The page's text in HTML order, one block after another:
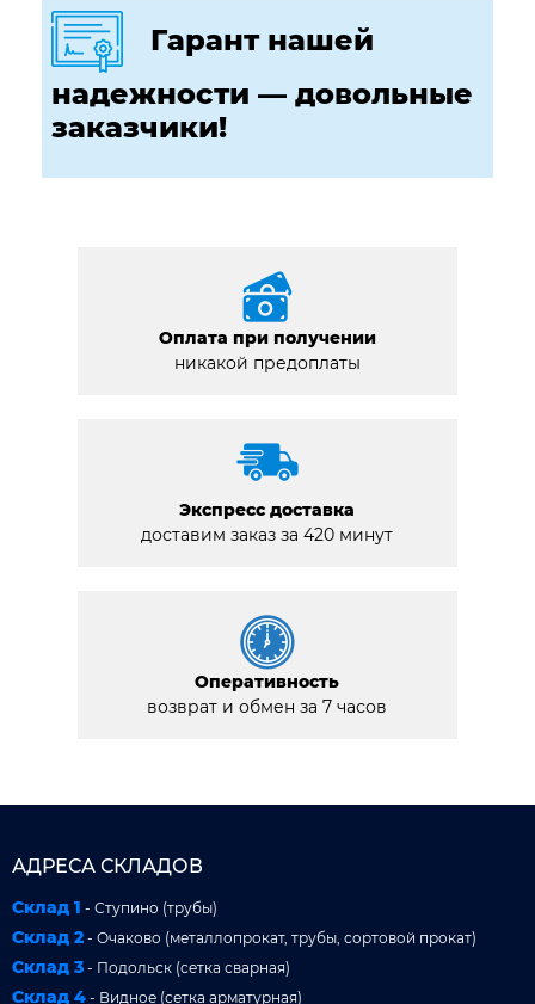
Гарант нашей
надежности — довольные
заказчики!
Оплата при получении
никакой предоплаты
Экспресс доставка
доставим заказ за 420 минут
Оперативность
возврат и обмен за 7 часов
АДРЕСА СКЛАДОВ
Склад 1 - Ступино (трубы)
Склад 2 - Очаково (металлопрокат, трубы, сортовой прокат)
Склад 3 - Подольск (сетка сварная)
Склад 4 - Видное (сетка арматурная)